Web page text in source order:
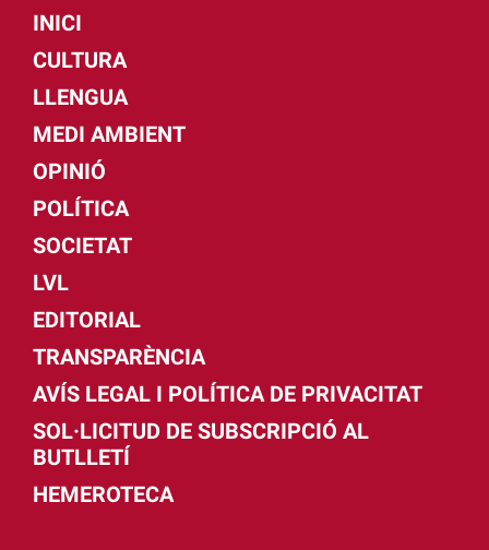
INICI
CULTURA
LLENGUA
MEDI AMBIENT
OPINIÓ
POLÍTICA
SOCIETAT
LVL
EDITORIAL
TRANSPARÈNCIA
AVÍS LEGAL I POLÍTICA DE PRIVACITAT
SOL·LICITUD DE SUBSCRIPCIÓ AL
BUTLLETÍ
HEMEROTECA